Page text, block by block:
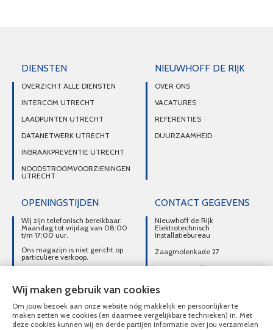
DIENSTEN
OVERZICHT ALLE DIENSTEN
INTERCOM UTRECHT
LAADPUNTEN UTRECHT
DATANETWERK UTRECHT
INBRAAKPREVENTIE UTRECHT
NOODSTROOMVOORZIENINGEN
UTRECHT
NIEUWHOFF DE RIJK
OVER ONS
VACATURES
REFERENTIES
DUURZAAMHEID
OPENINGSTIJDEN
Wij zijn telefonisch bereikbaar:
Maandag tot vrijdag van 08:00
t/m 17:00 uur.
Ons magazijn is niet gericht op
particuliere verkoop.
contact.
CONTACT GEGEVENS
Nieuwhoff de Rijk
Elektrotechnisch
Installatiebureau
Zaagmolenkade 27
3515 AC Utrecht
DIRECT CONTACT
OPNEMEN
030-2716496
Wij maken gebruik van cookies
Om jouw bezoek aan onze website nóg makkelijk en persoonlijker te
maken zetten we cookies (en daarmee vergelijkbare technieken) in. Met
deze cookies kunnen wij en derde partijen informatie over jou verzamelen